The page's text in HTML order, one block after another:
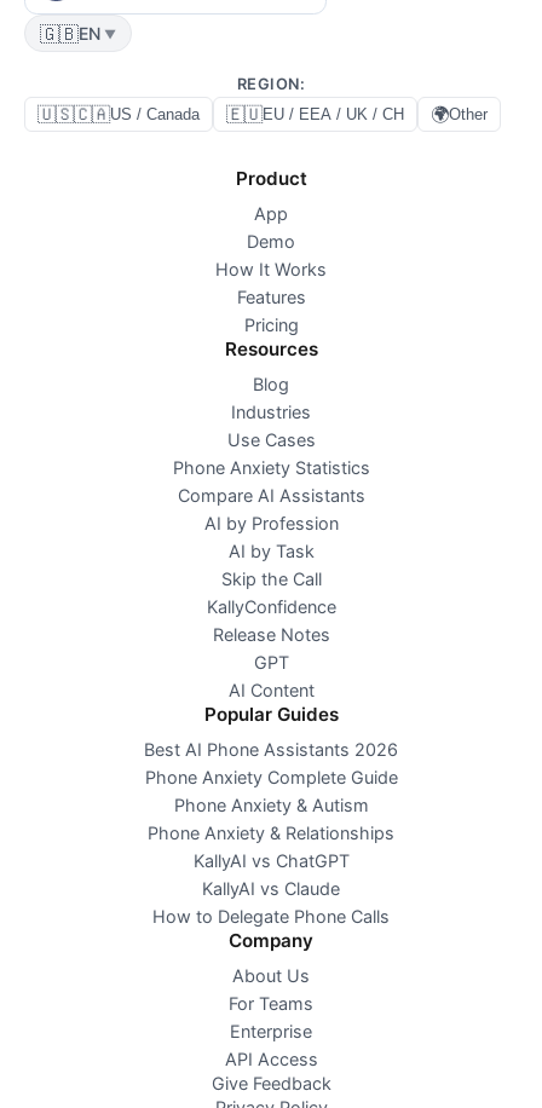
🇬🇧EN ▼
REGION:
🇺🇸🇨🇦US / Canada 🇪🇺EU / EEA / UK / CH 🌍Other
Product
App
Demo
How It Works
Features
Pricing
Resources
Blog
Industries
Use Cases
Phone Anxiety Statistics
Compare AI Assistants
AI by Profession
AI by Task
Skip the Call
KallyConfidence
Release Notes
GPT
AI Content
Popular Guides
Best AI Phone Assistants 2026
Phone Anxiety Complete Guide
Phone Anxiety & Autism
Phone Anxiety & Relationships
KallyAI vs ChatGPT
KallyAI vs Claude
How to Delegate Phone Calls
Company
About Us
For Teams
Enterprise
API Access
Give Feedback